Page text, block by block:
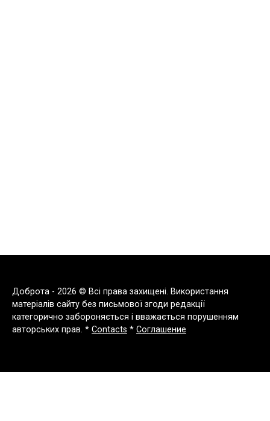
Доброта - 2026 © Всі права захищені. Використання
матеріалів сайту без письмової згоди редакції
категорично забороняється і вважається порушенням
авторських прав. * Contacts * Соглашение